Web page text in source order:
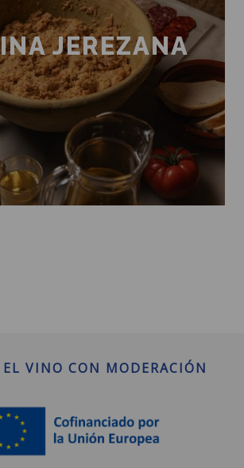
JEREZANA
VINO CON MODERACIÓN